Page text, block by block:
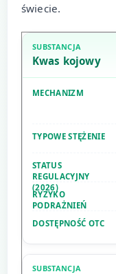
świecie.
Kwas kojowy